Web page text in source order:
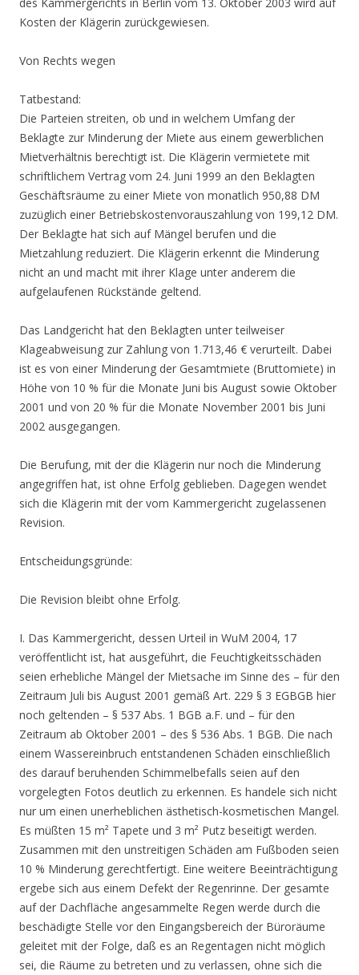
Kosten der Klägerin zurückgewiesen.
Von Rechts wegen
Tatbestand:
Die Parteien streiten, ob und in welchem Umfang der
Beklagte zur Minderung der Miete aus einem gewerblichen
Mietverhältnis berechtigt ist. Die Klägerin vermietete mit
schriftlichem Vertrag vom 24. Juni 1999 an den Beklagten
Geschäftsräume zu einer Miete von monatlich 950,88 DM
zuzüglich einer Betriebskostenvorauszahlung von 199,12 DM.
Der Beklagte hat sich auf Mängel berufen und die
Mietzahlung reduziert. Die Klägerin erkennt die Minderung
nicht an und macht mit ihrer Klage unter anderem die
aufgelaufenen Rückstände geltend.
Das Landgericht hat den Beklagten unter teilweiser
Klageabweisung zur Zahlung von 1.713,46 € verurteilt. Dabei
ist es von einer Minderung der Gesamtmiete (Bruttomiete) in
Höhe von 10 % für die Monate Juni bis August sowie Oktober
2001 und von 20 % für die Monate November 2001 bis Juni
2002 ausgegangen.
Die Berufung, mit der die Klägerin nur noch die Minderung
angegriffen hat, ist ohne Erfolg geblieben. Dagegen wendet
sich die Klägerin mit der vom Kammergericht zugelassenen
Revision.
Entscheidungsgründe:
Die Revision bleibt ohne Erfolg.
I. Das Kammergericht, dessen Urteil in WuM 2004, 17
veröffentlicht ist, hat ausgeführt, die Feuchtigkeitsschäden
seien erhebliche Mängel der Mietsache im Sinne des – für den
Zeitraum Juli bis August 2001 gemäß Art. 229 § 3 EGBGB hier
noch geltenden – § 537 Abs. 1 BGB a.F. und – für den
Zeitraum ab Oktober 2001 – des § 536 Abs. 1 BGB. Die nach
einem Wassereinbruch entstandenen Schäden einschließlich
des darauf beruhenden Schimmelbefalls seien auf den
vorgelegten Fotos deutlich zu erkennen. Es handele sich nicht
nur um einen unerheblichen ästhetisch-kosmetischen Mangel.
Es müßten 15 m² Tapete und 3 m² Putz beseitigt werden.
Zusammen mit den unstreitigen Schäden am Fußboden seien
10 % Minderung gerechtfertigt. Eine weitere Beeinträchtigung
ergebe sich aus einem Defekt der Regenrinne. Der gesamte
auf der Dachfläche angesammelte Regen werde durch die
beschädigte Stelle vor den Eingangsbereich der Büroräume
geleitet mit der Folge, daß es an Regentagen nicht möglich
sei, die Räume zu betreten und zu verlassen, ohne sich die